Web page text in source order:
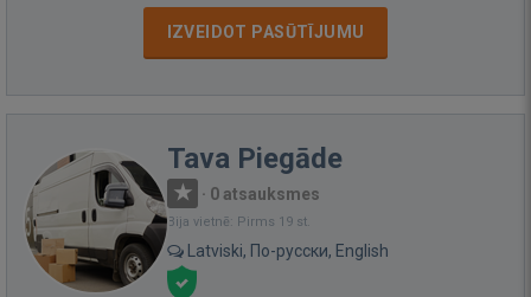
IZVEIDOT PASŪTĪJUMU
Tava Piegāde
· 0 atsauksmes
Bija vietnē: Pirms 19 st.
Latviski, По-русски, English